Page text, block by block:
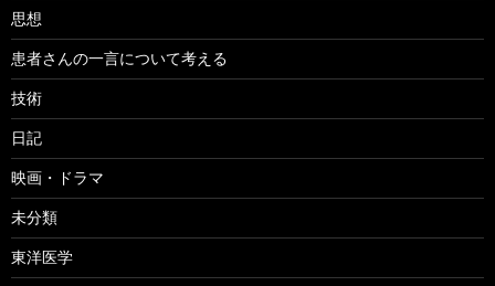
思想
患者さんの一言について考える
技術
日記
映画・ドラマ
未分類
東洋医学